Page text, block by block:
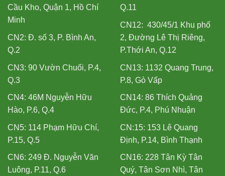
Cầu Kho, Quận 1, Hồ Chí
Minh
CN2: Đ. số 3, P. Bình An,
Q.2
CN3: 90 Vườn Chuối, P.4,
Q.3
CN4: 46M Nguyễn Hữu
Hào, P.6, Q.4
CN5: 114 Phạm Hữu Chí,
P.15, Q.5
CN6: 249 Đ. Nguyễn Văn
Luông, P.11, Q.6
Q.11
CN12: 430/45/1 Khu phố
2, Đường Lê Thị Riêng,
P.Thới An, Q.12
CN13: 1132 Quang Trung,
P.8, Gò Vấp
CN14: 86 Thích Quảng
Đức, P.4, Phú Nhuận
CN:15: 153 Lê Quang
Định, P.14, Bình Thạnh
CN16: 228 Tân Kỳ Tân
Quý, Tân Sơn Nhì, Tân